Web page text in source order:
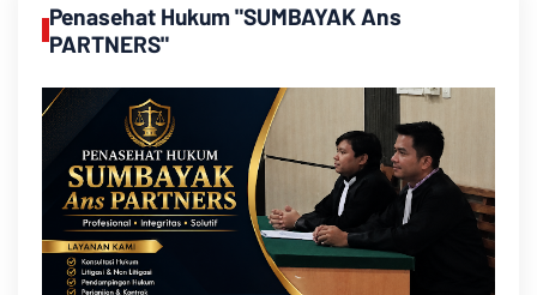
Penasehat Hukum "SUMBAYAK Ans
PARTNERS"